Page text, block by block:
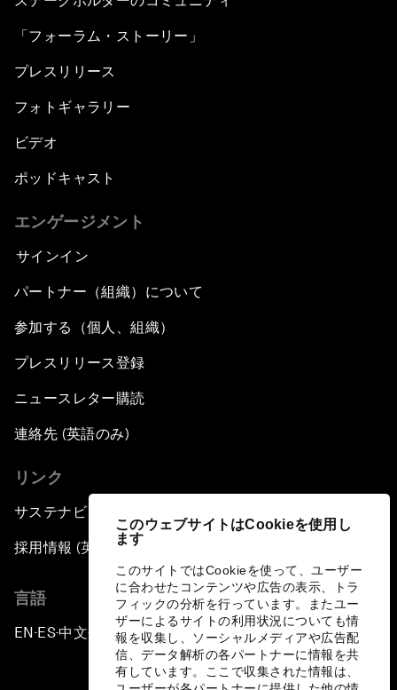
このウェブサイトはCookieを使用し
ます
このサイトではCookieを使って、ユーザー
に合わせたコンテンツや広告の表示、トラ
フィックの分析を行っています。またユー
ザーによるサイトの利用状況についても情
報を収集し、ソーシャルメディアや広告配
信、データ解析の各パートナーに情報を共
有しています。ここで収集された情報は、
「フォーラム・ストーリー」
プレスリリース
フォトギャラリー
ビデオ
ポッドキャスト
エンゲージメント
サインイン
パートナー（組織）について
参加する（個人、組織）
プレスリリース登録
ニュースレター購読
連絡先 (英語のみ)
リンク
サステナビリティへの取り組み
採用情報 (英語のみ)
言語
EN ▪ ES▪中文▪ 日本語